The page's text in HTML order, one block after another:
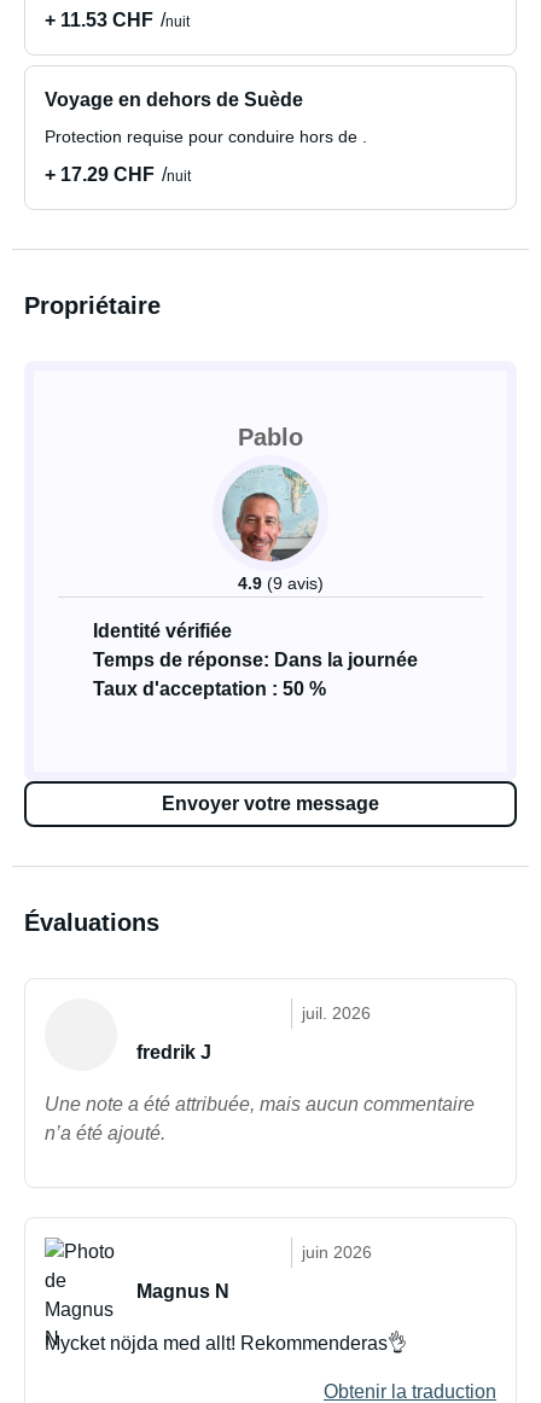
+ 11.53 CHF nuit
Voyage en dehors de Suède
Protection requise pour conduire hors de .
+ 17.29 CHF nuit
Propriétaire
Pablo
4.9 (9 avis)
Identité vérifiée
Temps de réponse: Dans la journée
Taux d'acceptation : 50 %
Envoyer votre message
Évaluations
juil. 2026
fredrik J
Une note a été attribuée, mais aucun commentaire
n’a été ajouté.
juin 2026
Magnus N
Mycket nöjda med allt! Rekommenderas👌
Obtenir la traduction